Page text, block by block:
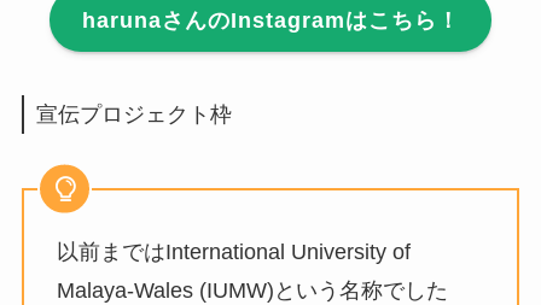
harunaさんのInstagramはこちら！
宣伝プロジェクト枠
以前まではInternational University of
Malaya-Wales (IUMW)という名称でした